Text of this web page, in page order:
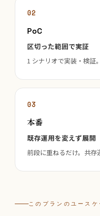
02
PoC
区切った範囲で実証
1 シナリオで実装・検証。
03
本番
既存運用を変えず展開
前段に重ねるだけ。共存
このプランのユースケ